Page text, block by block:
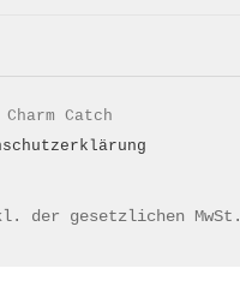
Charm Catch
der gesetzlichen MwSt.